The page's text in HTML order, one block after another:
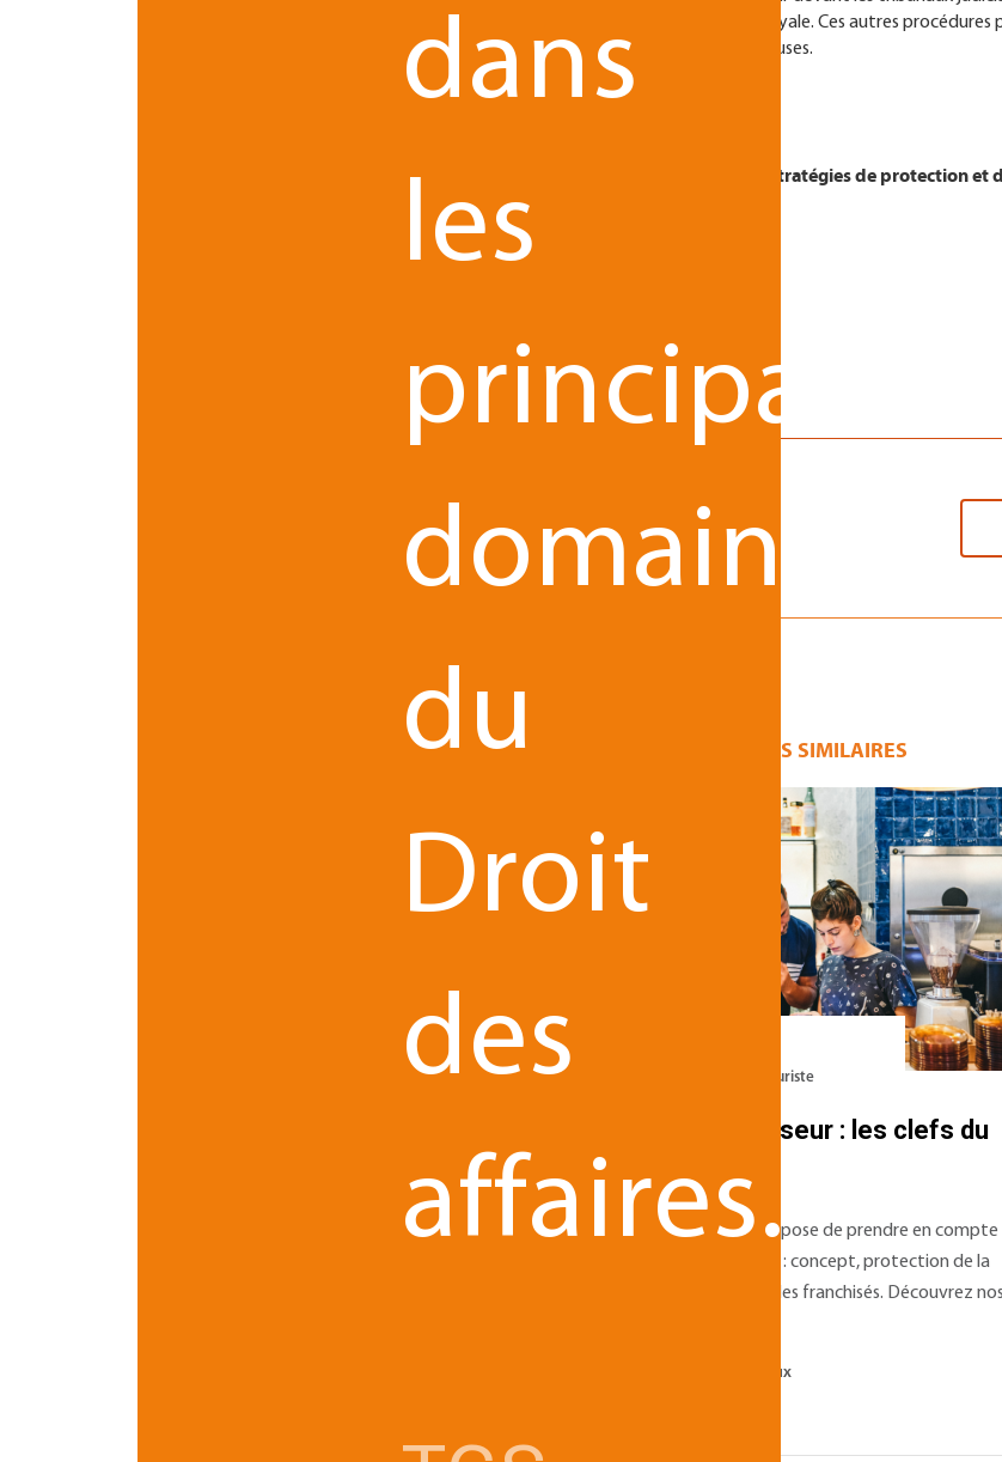
compétents, sur les fondements de la contrefaçon et/ou de la concurrence déloyale. Ces autres
l’obtention de dommages et intérêts mais risquent d’être longues et plus coûteuses.
droit de la propriété intellectuelle
élaborent des stratégies de protection et
adaptées à l’évolution du contexte législatif, conjoncturel et technologique.
IT Propriété intellectuelle
ARTICLES SIMILAIRES
intellectuelle, quelle stratégie
adopter pour conserver sa...
David ROUZIER - Juriste
Devenir franchiseur : les clefs du
succès
Devenir franchiseur suppose de prendre en compte
de nombreux éléments : concept, protection de la
marque, recrutement des franchisés. Découvrez nos
Franchise et réseaux
dans
les
principaux
domaines
du
Droit
des
affaires.